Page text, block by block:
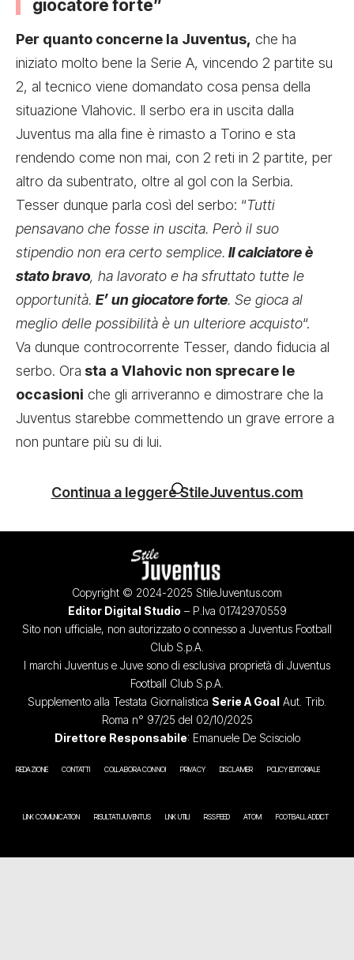
giocatore forte”
Per quanto concerne la Juventus, che ha
iniziato molto bene la Serie A, vincendo 2 partite su
2, al tecnico viene domandato cosa pensa della
situazione Vlahovic. Il serbo era in uscita dalla
Juventus ma alla fine è rimasto a Torino e sta
rendendo come non mai, con 2 reti in 2 partite, per
altro da subentrato, oltre al gol con la Serbia.
Tesser dunque parla così del serbo: “Tutti
pensavano che fosse in uscita. Però il suo
stipendio non era certo semplice. Il calciatore è
stato bravo, ha lavorato e ha sfruttato tutte le
opportunità. E’ un giocatore forte. Se gioca al
meglio delle possibilità è un ulteriore acquisto“.
Va dunque controcorrente Tesser, dando fiducia al
serbo. Ora sta a Vlahovic non sprecare le
occasioni che gli arriveranno e dimostrare che la
Juventus starebbe commettendo un grave errore a
non puntare più su di lui.
Continua a leggere StileJuventus.com
Copyright © 2024-2025 StileJuventus.com
Editor Digital Studio – P.Iva 01742970559
Sito non ufficiale, non autorizzato o connesso a Juventus Football
Club S.p.A.
I marchi Juventus e Juve sono di esclusiva proprietà di Juventus
Football Club S.p.A.
Supplemento alla Testata Giornalistica Serie A Goal Aut. Trib.
Roma n° 97/25 del 02/10/2025
Direttore Responsabile: Emanuele De Scisciolo
REDAZIONE CONTATTI COLLABORA CON NOI PRIVACY DISCLAIMER POLICY EDITORIALE
LINK COMUNICATION RISULTATI JUVENTUS LINK UTILI RSS FEED ATOM FOOTBALL ADDICT